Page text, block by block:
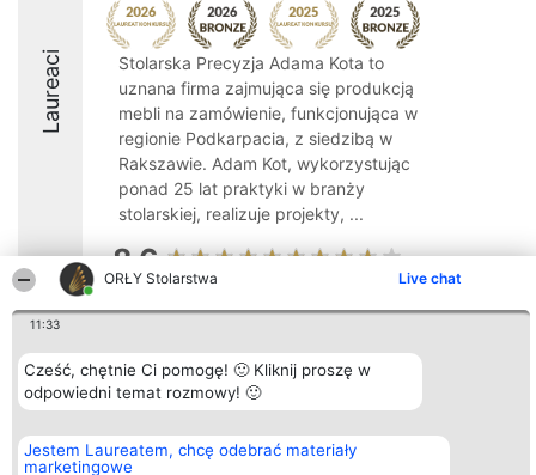
ORŁY Stolarstwa Live chat
11:33
Cześć, chętnie Ci pomogę! 🙂 Kliknij proszę w
odpowiedni temat rozmowy! 🙂
Jestem Laureatem, chcę odebrać materiały
marketingowe
Laureaci
Stolarska Precyzja Adama Kota to
uznana firma zajmująca się produkcją
mebli na zamówienie, funkcjonująca w
regionie Podkarpacia, z siedzibą w
Rakszawie. Adam Kot, wykorzystując
ponad 25 lat praktyki w branży
stolarskiej, realizuje projekty, ...
8.6
Bright Side Solutions sp. z o.
o. sp. k.
ul. Ruska 22
Wrocław 50-079
381313360 | NIP 8943132676
+48 508 492 400
Laureaci
Lista
wszystkich
Laureatów
Regulamin